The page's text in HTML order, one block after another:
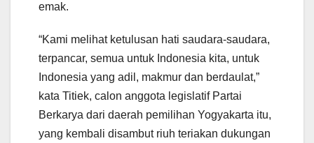
emak.
“Kami melihat ketulusan hati saudara-saudara,
terpancar, semua untuk Indonesia kita, untuk
Indonesia yang adil, makmur dan berdaulat,”
kata Titiek, calon anggota legislatif Partai
Berkarya dari daerah pemilihan Yogyakarta itu,
yang kembali disambut riuh teriakan dukungan